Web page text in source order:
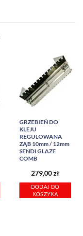
GRZEBIEŃ DO
KLEJU
REGULOWANA
ZĄB 10mm / 12mm
SENDI GLAZE
COMB
279,00zł
DODAJ DO
KOSZYKA